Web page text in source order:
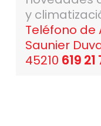
y
Teléfono de
Saunier
45210 619